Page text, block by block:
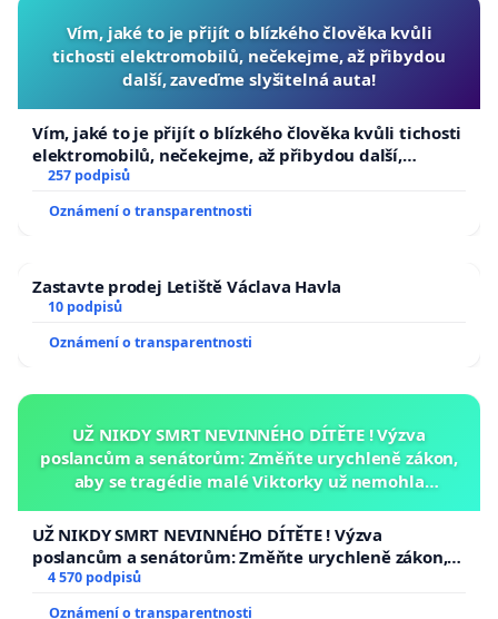
Vím, jaké to je přijít o blízkého člověka kvůli
tichosti elektromobilů, nečekejme, až přibydou
další, zaveďme slyšitelná auta!
Vím, jaké to je přijít o blízkého člověka kvůli tichosti
elektromobilů, nečekejme, až přibydou další,
zaveďme slyšitelná auta!
257 podpisů
Oznámení o transparentnosti
Zastavte prodej Letiště Václava Havla
10 podpisů
Oznámení o transparentnosti
UŽ NIKDY SMRT NEVINNÉHO DÍTĚTE ! Výzva
poslancům a senátorům: Změňte urychleně zákon,
aby se tragédie malé Viktorky už nemohla
UŽ NIKDY SMRT NEVINNÉHO DÍTĚTE ! Výzva
poslancům a senátorům: Změňte urychleně zákon,
aby se tragédie malé Viktorky už nemohla opakovat!
4 570 podpisů
Oznámení o transparentnosti